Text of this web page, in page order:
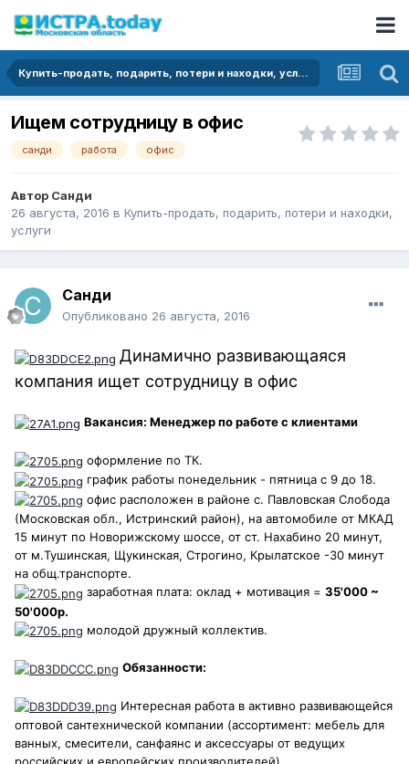
Купить-продать, подарить, потери и находки, услуги
Ищем сотрудницу в офис
санди работа офис
Автор Санди
26 августа, 2016 в Купить-продать, подарить, потери и находки,
услуги
Санди
Опубликовано 26 августа, 2016
Динамично развивающаяся
компания ищет сотрудницу в офис
Вакансия: Менеджер по работе с клиентами
оформление по ТК.
график работы понедельник - пятница с 9 до 18.
офис расположен в районе c. Павловская Слобода
(Московская обл., Истринский район), на автомобиле от МКАД
15 минут по Новорижскому шоссе, от ст. Нахабино 20 минут,
от м.Тушинская, Щукинская, Строгино, Крылатское -30 минут
на общ.транспорте.
заработная плата: оклад + мотивация = 35'000 ~
50'000р.
молодой дружный коллектив.
Обязанности:
Интересная работа в активно развивающейся
оптовой сантехнической компании (ассортимент: мебель для
ванных, смесители, санфаянс и аксессуары от ведущих